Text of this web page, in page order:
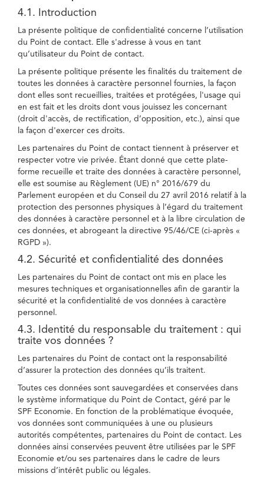
4.1. Introduction
La présente politique de confidentialité concerne l’utilisation
du Point de contact. Elle s'adresse à vous en tant
qu’utilisateur du Point de contact.
La présente politique présente les finalités du traitement de
toutes les données à caractère personnel fournies, la façon
dont elles sont recueillies, traitées et protégées, l'usage qui
en est fait et les droits dont vous jouissez les concernant
(droit d'accès, de rectification, d’opposition, etc.), ainsi que
la façon d'exercer ces droits.
Les partenaires du Point de contact tiennent à préserver et
respecter votre vie privée. Étant donné que cette plate-
forme recueille et traite des données à caractère personnel,
elle est soumise au Règlement (UE) n° 2016/679 du
Parlement européen et du Conseil du 27 avril 2016 relatif à la
protection des personnes physiques à l’égard du traitement
des données à caractère personnel et à la libre circulation de
ces données, et abrogeant la directive 95/46/CE (ci-après «
RGPD »).
4.2. Sécurité et confidentialité des données
Les partenaires du Point de contact ont mis en place les
mesures techniques et organisationnelles afin de garantir la
sécurité et la confidentialité de vos données à caractère
personnel.
4.3. Identité du responsable du traitement : qui
traite vos données ?
Les partenaires du Point de contact ont la responsabilité
d’assurer la protection des données qu’ils traitent.
Toutes ces données sont sauvegardées et conservées dans
le système informatique du Point de Contact, géré par le
SPF Economie. En fonction de la problématique évoquée,
vos données sont communiquées à une ou plusieurs
autorités compétentes, partenaires du Point de contact. Les
données ainsi conservées peuvent être utilisées par le SPF
Economie et/ou ses partenaires dans le cadre de leurs
missions d’intérêt public ou légales.